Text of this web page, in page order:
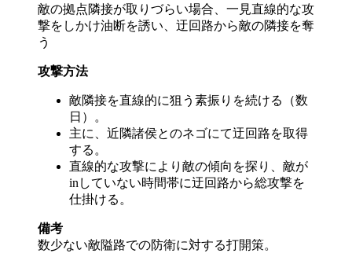
敵の拠点隣接が取りづらい場合、一見直線的な攻
撃をしかけ油断を誘い、迂回路から敵の隣接を奪
う
攻撃方法
敵隣接を直線的に狙う素振りを続ける（数
日）。
主に、近隣諸侯とのネゴにて迂回路を取得
する。
直線的な攻撃により敵の傾向を探り、敵が
inしていない時間帯に迂回路から総攻撃を
仕掛ける。
備考
数少ない敵隘路での防衛に対する打開策。